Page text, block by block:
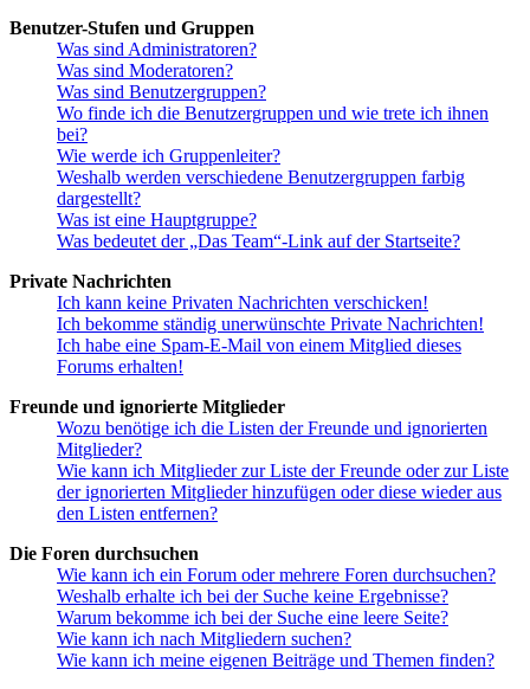
Benutzer-Stufen und Gruppen
Was sind Administratoren?
Was sind Moderatoren?
Was sind Benutzergruppen?
Wo finde ich die Benutzergruppen und wie trete ich ihnen
bei?
Wie werde ich Gruppenleiter?
Weshalb werden verschiedene Benutzergruppen farbig
dargestellt?
Was ist eine Hauptgruppe?
Was bedeutet der „Das Team“-Link auf der Startseite?
Private Nachrichten
Ich kann keine Privaten Nachrichten verschicken!
Ich bekomme ständig unerwünschte Private Nachrichten!
Ich habe eine Spam-E-Mail von einem Mitglied dieses
Forums erhalten!
Freunde und ignorierte Mitglieder
Wozu benötige ich die Listen der Freunde und ignorierten
Mitglieder?
Wie kann ich Mitglieder zur Liste der Freunde oder zur Liste
der ignorierten Mitglieder hinzufügen oder diese wieder aus
den Listen entfernen?
Die Foren durchsuchen
Wie kann ich ein Forum oder mehrere Foren durchsuchen?
Weshalb erhalte ich bei der Suche keine Ergebnisse?
Warum bekomme ich bei der Suche eine leere Seite?
Wie kann ich nach Mitgliedern suchen?
Wie kann ich meine eigenen Beiträge und Themen finden?